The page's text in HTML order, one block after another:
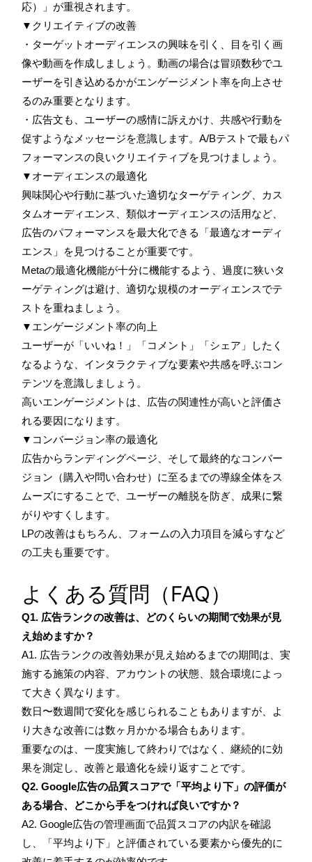
応）」が重視されます。
▼クリエイティブの改善
・ターゲットオーディエンスの興味を引く、目を引く画
像や動画を作成しましょう。動画の場合は冒頭数秒でユ
ーザーを引き込めるかがエンゲージメント率を向上させ
るのみ重要となります。
・広告文も、ユーザーの感情に訴えかけ、共感や行動を
促すようなメッセージを意識します。A/Bテストで最もパ
フォーマンスの良いクリエイティブを見つけましょう。
▼オーディエンスの最適化
興味関心や行動に基づいた適切なターゲティング、カス
タムオーディエンス、類似オーディエンスの活用など、
広告のパフォーマンスを最大化できる「最適なオーディ
エンス」を見つけることが重要です。
Metaの最適化機能が十分に機能するよう、過度に狭いタ
ーゲティングは避け、適切な規模のオーディエンスでテ
ストを重ねましょう。
▼エンゲージメント率の向上
ユーザーが「いいね！」「コメント」「シェア」したく
なるような、インタラクティブな要素や共感を呼ぶコン
テンツを意識しましょう。
高いエンゲージメントは、広告の関連性が高いと評価さ
れる要因になります。
▼コンバージョン率の最適化
広告からランディングページ、そして最終的なコンバー
ジョン（購入や問い合わせ）に至るまでの導線全体をス
ムーズにすることで、ユーザーの離脱を防ぎ、成果に繋
がりやすくします。
LPの改善はもちろん、フォームの入力項目を減らすなど
の工夫も重要です。
よくある質問（FAQ）
Q1. 広告ランクの改善は、どのくらいの期間で効果が見
え始めますか？
A1. 広告ランクの改善効果が見え始めるまでの期間は、実
施する施策の内容、アカウントの状態、競合環境によっ
て大きく異なります。
数日〜数週間で変化を感じられることもありますが、よ
り大きな改善には数ヶ月かかる場合もあります。
重要なのは、一度実施して終わりではなく、継続的に効
果を測定し、改善と最適化を繰り返すことです。
Q2. Google広告の品質スコアで「平均より下」の評価が
ある場合、どこから手をつければ良いですか？
A2. Google広告の管理画面で品質スコアの内訳を確認
し、「平均より下」と評価されている要素から優先的に